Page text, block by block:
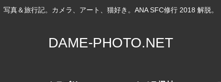
写真＆旅行記。カメラ、アート、猫好き。ANA SFC修行 2018 解脱。
DAME-PHOTO.NET